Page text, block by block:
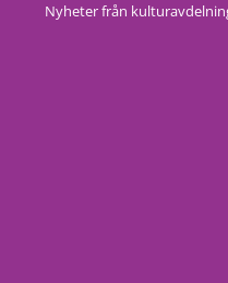
Nyheter från